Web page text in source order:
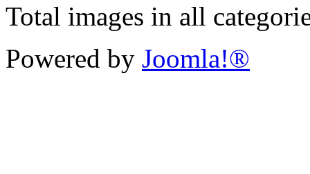
Total images in all
Powered by Joomla!®